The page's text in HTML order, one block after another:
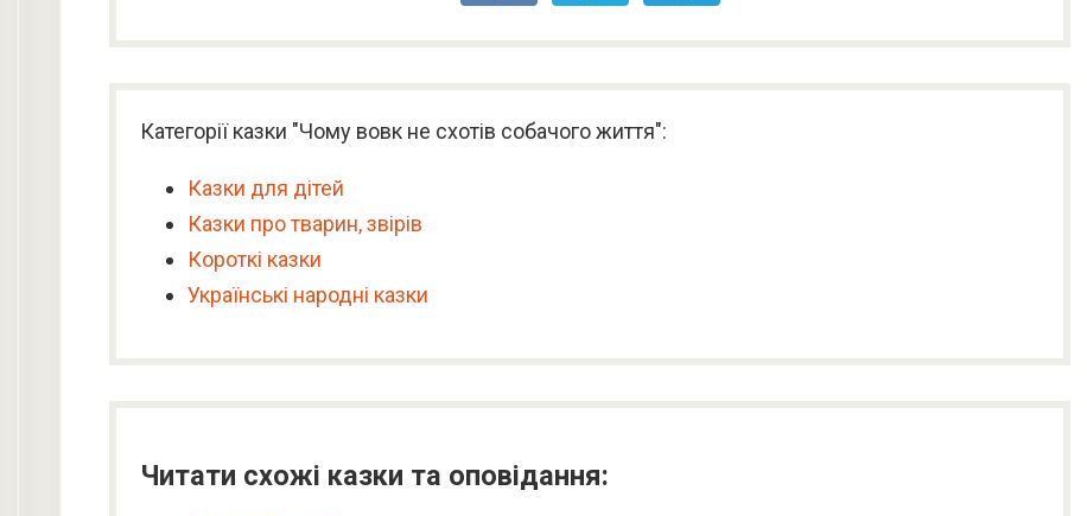
Категорії казки "Чому вовк не схотів собачого життя":
Казки для дітей
Казки про тварин, звірів
Короткі казки
Українські народні казки
Читати схожі казки та оповідання: